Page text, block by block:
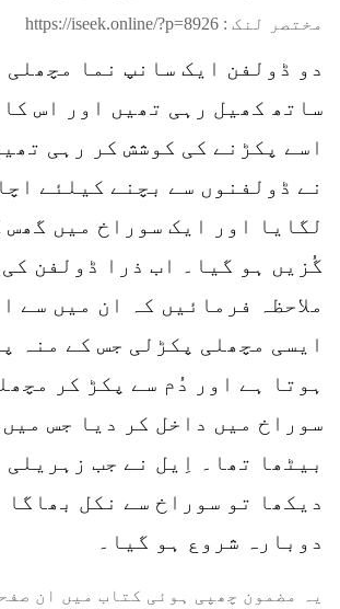
مختصر لنک : https://iseek.online/?p=8926
ساتھ کھیل رہی تھیں اور اس
اسے پکڑنے کی کوشش کر رہی
نے ڈولفنوں سے بچنے کیلئے
لگایا اور ایک سوراخ میں گھس
گُزیں ہو گیا۔ اب ذرا ڈولفن
ملاحظہ فرمائیں کہ ان میں سے
ایسی مچھلی پکڑلی جس کے منہ
ہوتا ہے اور دُم سے پکڑ کر
سوراخ میں داخل کر دیا جس
بیٹھا تھا۔ اِیل نے جب زہریلی
دیکھا تو سوراخ سے نکل بھاگا
دوبارہ شروع ہو گیا۔
یہ مضمون چھپی ہوئی کتاب میں ان